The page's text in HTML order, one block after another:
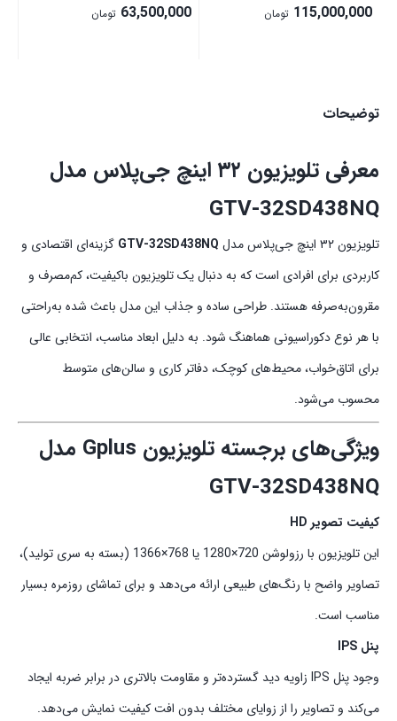
115,000,000 تومان 63,500,000 تومان
توضیحات
معرفی تلویزیون ۳۲ اینچ جی‌پلاس مدل
GTV‑32SD438NQ
تلویزیون ۳۲ اینچ جی‌پلاس مدل GTV‑32SD438NQ گزینه‌ای اقتصادی و
کاربردی برای افرادی است که به دنبال یک تلویزیون باکیفیت، کم‌مصرف و
مقرون‌به‌صرفه هستند. طراحی ساده و جذاب این مدل باعث شده به‌راحتی
با هر نوع دکوراسیونی هماهنگ شود. به دلیل ابعاد مناسب، انتخابی عالی
برای اتاق‌خواب، محیط‌های کوچک، دفاتر کاری و سالن‌های متوسط
محسوب می‌شود.
ویژگی‌های برجسته تلویزیون Gplus مدل
GTV‑32SD438NQ
کیفیت تصویر HD
این تلویزیون با رزولوشن 720×1280 یا 768×1366 (بسته به سری تولید)،
تصاویر واضح با رنگ‌های طبیعی ارائه می‌دهد و برای تماشای روزمره بسیار
مناسب است.
پنل IPS
وجود پنل IPS زاویه دید گسترده‌تر و مقاومت بالاتری در برابر ضربه ایجاد
می‌کند و تصاویر را از زوایای مختلف بدون افت کیفیت نمایش می‌دهد.